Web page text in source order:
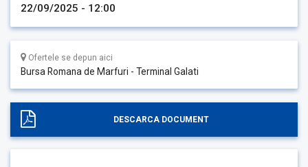
22/09/2025 - 12:00
Ofertele se depun aici
Bursa Romana de Marfuri - Terminal Galati
DESCARCA DOCUMENT